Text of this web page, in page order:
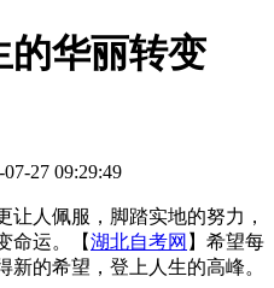
的华丽转变
27 09:29:49
人佩服，脚踏实地的努力，
命运。【湖北自考网 】希望每
的希望，登上人生的高峰。